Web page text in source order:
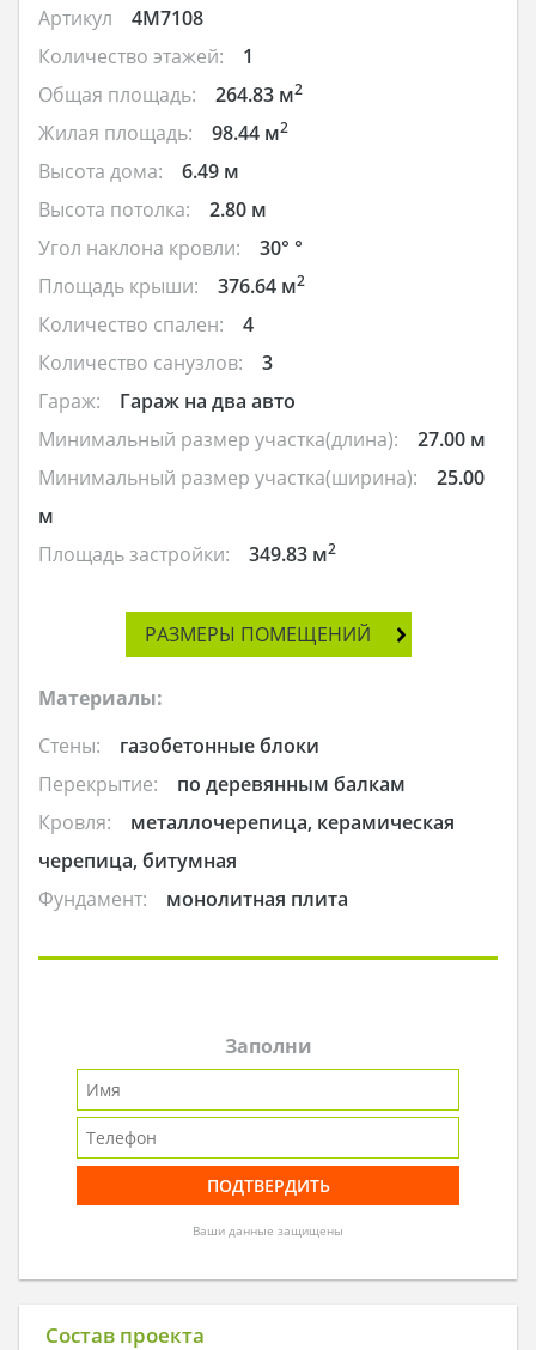
Артикул
4M7108
Количество этажей:
1
Общая площадь:
264.83 м2
Жилая площадь: 98.44 м2
Высота дома:
6.49 м
Высота потолка:
2.80 м
Угол наклона кровли:
30° °
Площадь крыши:
376.64 м2
Количество спален:
4
Количество санузлов:
3
Гараж:
Гараж на два авто
Минимальный размер участка(длина):
27.00 м
Минимальный размер участка(ширина):
25.00
м
Площадь застройки:
349.83 м2
РАЗМЕРЫ ПОМЕЩЕНИЙ
Материалы:
Стены:
газобетонные блоки
Перекрытие:
по деревянным балкам
Кровля:
металлочерепица, керамическая
черепица, битумная
Фундамент:
монолитная плита
Заполни
Ваши данные защищены
Состав проекта